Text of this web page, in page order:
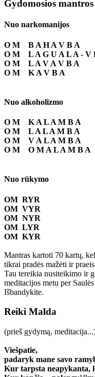
Gydomosios mantros
Nuo narkomanijos
O M B A H A V B A
O M L A G U A L A - V
O M L A V A V B A
O M K A V B A
Nuo alkoholizmo
O M K A L A M B A
O M L A L A M B A
O M V A L A M B A
O M O M A L A M B A
Nuo rūkymo
OM RYR
OM VYR
OM NYR
OM LYR
OM KYR
Mantras kartoti 70 kartų,
tikrai pradės mažėti ir
Tau tereikia nusiteikimo ir
meditacijos metu per
Išbandykite.
Reiki Malda
(prieš gydymą,
Viešpatie,
padaryk mane savo
Kur tarpsta neapykanta,